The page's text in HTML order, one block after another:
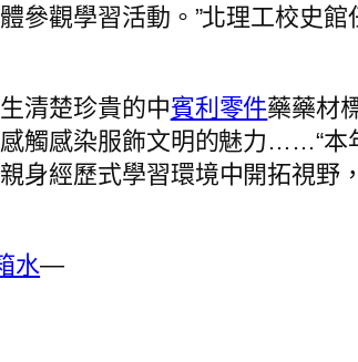
參觀學習活動。”北理工校史
清楚珍貴的中賓利零件藥藥材
觸感染服飾文明的魅力……“
身經歷式學習環境中開拓視野
水—